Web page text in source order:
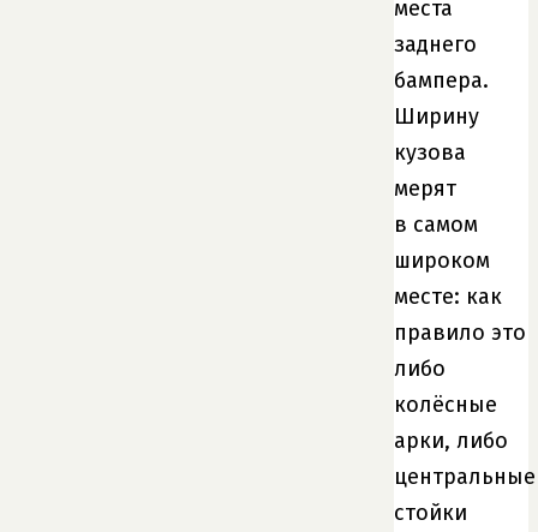
места
заднего
бампера.
Ширину
кузова
мерят
в самом
широком
месте: как
правило это
либо
колёсные
арки, либо
центральные
стойки